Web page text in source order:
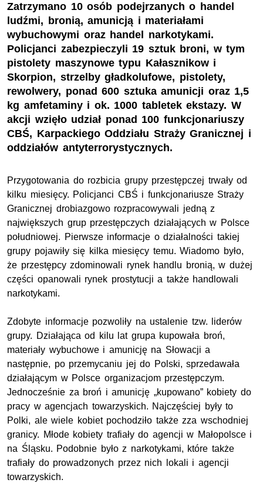
Zatrzymano 10 osób podejrzanych o handel
ludźmi, bronią, amunicją i materiałami
wybuchowymi oraz handel narkotykami.
Policjanci zabezpieczyli 19 sztuk broni, w tym
pistolety maszynowe typu Kałasznikow i
Skorpion, strzelby gładkolufowe, pistolety,
rewolwery, ponad 600 sztuka amunicji oraz 1,5
kg amfetaminy i ok. 1000 tabletek ekstazy. W
akcji wzięło udział ponad 100 funkcjonariuszy
CBŚ, Karpackiego Oddziału Straży Granicznej i
oddziałów antyterrorystycznych.
Przygotowania do rozbicia grupy przestępczej trwały od
kilku miesięcy. Policjanci CBŚ i funkcjonariusze Straży
Granicznej drobiazgowo rozpracowywali jedną z
największych grup przestępczych działających w Polsce
południowej. Pierwsze informacje o działalności takiej
grupy pojawiły się kilka miesięcy temu. Wiadomo było,
że przestępcy zdominowali rynek handlu bronią, w dużej
części opanowali rynek prostytucji a także handlowali
narkotykami.
Zdobyte informacje pozwoliły na ustalenie tzw. liderów
grupy. Działająca od kilu lat grupa kupowała broń,
materiały wybuchowe i amunicję na Słowacji a
następnie, po przemycaniu jej do Polski, sprzedawała
działającym w Polsce organizacjom przestępczym.
Jednocześnie za broń i amunicję „kupowano” kobiety do
pracy w agencjach towarzyskich. Najczęściej były to
Polki, ale wiele kobiet pochodziło także zza wschodniej
granicy. Młode kobiety trafiały do agencji w Małopolsce i
na Śląsku. Podobnie było z narkotykami, które także
trafiały do prowadzonych przez nich lokali i agencji
towarzyskich.